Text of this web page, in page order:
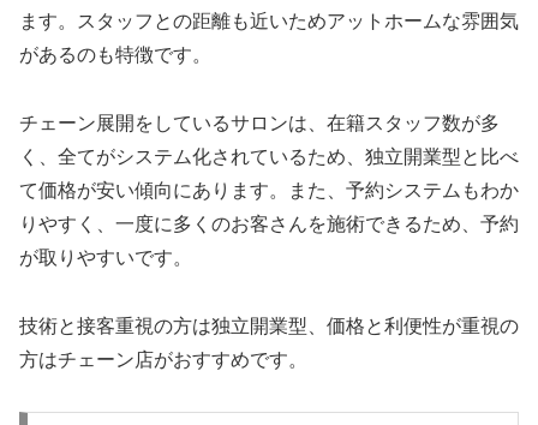
ます。スタッフとの距離も近いためアットホームな雰囲気
があるのも特徴です。
チェーン展開をしているサロンは、在籍スタッフ数が多
く、全てがシステム化されているため、独立開業型と比べ
て価格が安い傾向にあります。また、予約システムもわか
りやすく、一度に多くのお客さんを施術できるため、予約
が取りやすいです。
技術と接客重視の方は独立開業型、価格と利便性が重視の
方はチェーン店がおすすめです。